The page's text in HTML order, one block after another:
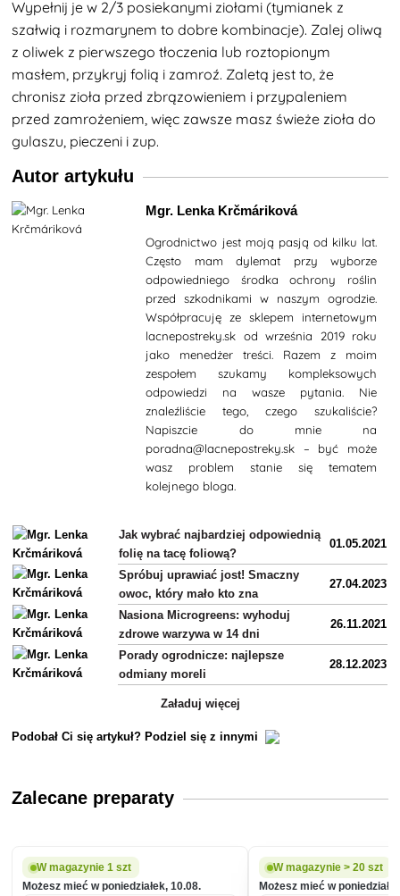
Wypełnij je w 2/3 posiekanymi ziołami (tymianek z
szałwią i rozmarynem to dobre kombinacje). Zalej oliwą
z oliwek z pierwszego tłoczenia lub roztopionym
masłem, przykryj folią i zamroź. Zaletą jest to, że
chronisz zioła przed zbrązowieniem i przypaleniem
przed zamrożeniem, więc zawsze masz świeże zioła do
gulaszu, pieczeni i zup.
Autor artykułu
Mgr. Lenka Krčmáriková
Ogrodnictwo jest moją pasją od kilku lat.
Często mam dylemat przy wyborze
odpowiedniego środka ochrony roślin
przed szkodnikami w naszym ogrodzie.
Współpracuję ze sklepem internetowym
lacnepostreky.sk od września 2019 roku
jako menedżer treści. Razem z moim
zespołem szukamy kompleksowych
odpowiedzi na wasze pytania. Nie
znaleźliście tego, czego szukaliście?
Napiszcie do mnie na
poradna@lacnepostreky.sk – być może
wasz problem stanie się tematem
kolejnego bloga.
Jak wybrać najbardziej odpowiednią
folię na tacę foliową?
01.05.2021
Spróbuj uprawiać jost! Smaczny
owoc, który mało kto zna
27.04.2023
Nasiona Microgreens: wyhoduj
zdrowe warzywa w 14 dni
26.11.2021
Porady ogrodnicze: najlepsze
odmiany moreli
28.12.2023
Załaduj więcej
Podobał Ci się artykuł? Podziel się z innymi
Zalecane preparaty
W magazynie 1 szt
Możesz mieć w poniedziałek, 10.08.
W magazynie > 20 szt
Możesz mieć w